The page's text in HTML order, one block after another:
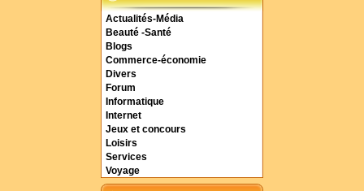
Actualités-Média
Beauté -Santé
Blogs
Commerce-économie
Divers
Forum
Informatique
Internet
Jeux et concours
Loisirs
Services
Voyage